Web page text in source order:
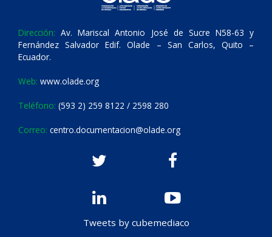
Dirección: Av. Mariscal Antonio José de Sucre N58-63 y
Fernández Salvador Edif. Olade – San Carlos, Quito –
Ecuador.
Web: www.olade.org
Teléfono: (593 2) 259 8122 / 2598 280
Correo: centro.documentacion@olade.org
Tweets by cubemediaco